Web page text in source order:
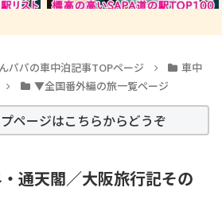
パパの車中泊記事TOPページ
車中
▼全国番外編の旅一覧ページ
ページはこちらからどうぞ
通天閣／大阪旅行記その